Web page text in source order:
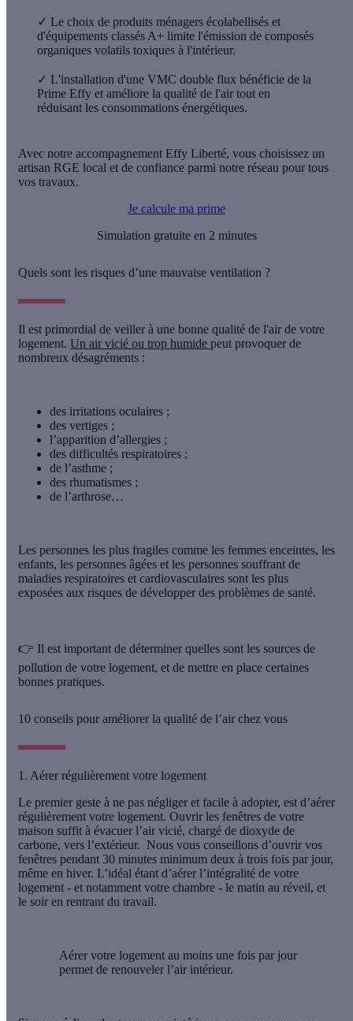
✓ Le choix de produits ménagers écolabellisés et
d'équipements classés A+ limite l'émission de composés
organiques volatils toxiques à l'intérieur.
✓ L'installation d'une VMC double flux bénéficie de la
Prime Effy et améliore la qualité de l'air tout en
réduisant les consommations énergétiques.
Avec notre accompagnement Effy Liberté, vous choisissez un
artisan RGE local et de confiance parmi notre réseau pour tous
vos travaux.
Je calcule ma prime
Simulation gratuite en 2 minutes
Quels sont les risques d’une mauvaise ventilation ?
Il est primordial de veiller à une bonne qualité de l'air de votre
logement. Un air vicié ou trop humide peut provoquer de
nombreux désagréments :
des irritations oculaires ;
des vertiges ;
l’apparition d’allergies ;
des difficultés respiratoires ;
de l’asthme ;
des rhumatismes ;
de l’arthrose…
Les personnes les plus fragiles comme les femmes enceintes, les
enfants, les personnes âgées et les personnes souffrant de
maladies respiratoires et cardiovasculaires sont les plus
exposées aux risques de développer des problèmes de santé.
👉 Il est important de déterminer quelles sont les sources de
pollution de votre logement, et de mettre en place certaines
bonnes pratiques.
10 conseils pour améliorer la qualité de l’air chez vous
1. Aérer régulièrement votre logement
Le premier geste à ne pas négliger et facile à adopter, est d’aérer
régulièrement votre logement. Ouvrir les fenêtres de votre
maison suffit à évacuer l’air vicié, chargé de dioxyde de
carbone, vers l’extérieur. Nous vous conseillons d’ouvrir vos
fenêtres pendant 30 minutes minimum deux à trois fois par jour,
même en hiver. L’idéal étant d’aérer l’intégralité de votre
logement - et notamment votre chambre - le matin au réveil, et
le soir en rentrant du travail.
Aérer votre logement au moins une fois par jour
permet de renouveler l’air intérieur.